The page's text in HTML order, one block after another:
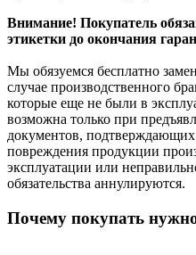
Внимание! Покупатель
этикетки до окончания
Мы обязуемся бесплатно
случае производственного
которые еще не были в
возможна только при
документов,
повреждения продукции
эксплуатации или
обязательства аннулируются.
Почему покупать